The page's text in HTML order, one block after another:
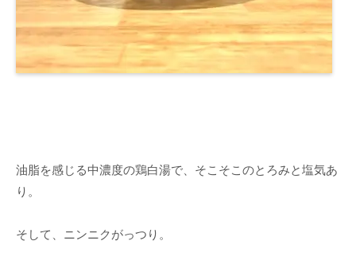
油脂を感じる中濃度の鶏白湯で、そこそこのとろみと塩気あ
り。
そして、ニンニクがっつり。